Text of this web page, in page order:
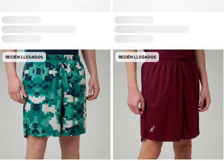
RECIÉN LLEGADOS RECIÉN LLEGADOS